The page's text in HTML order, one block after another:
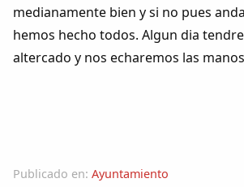
La palra
Modo oscuro
medianamente bien y si no pues
hemos hecho todos. Algun dia
altercado y nos echaremos las
Publicado en: Ayuntamiento